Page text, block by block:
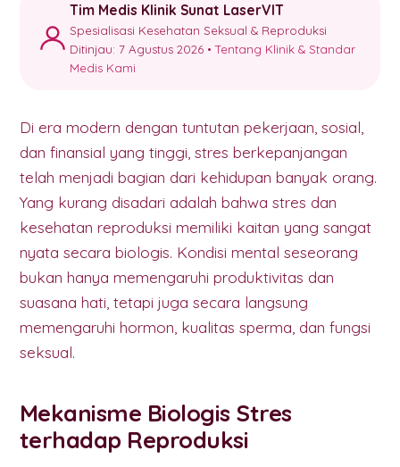
Tim Medis Klinik Sunat LaserVIT
Spesialisasi Kesehatan Seksual & Reproduksi
Ditinjau: 7 Agustus 2026 •Tentang Klinik & Standar
Medis Kami
Di era modern dengan tuntutan pekerjaan, sosial,
dan finansial yang tinggi, stres berkepanjangan
telah menjadi bagian dari kehidupan banyak orang.
Yang kurang disadari adalah bahwa stres dan
kesehatan reproduksi memiliki kaitan yang sangat
nyata secara biologis. Kondisi mental seseorang
bukan hanya memengaruhi produktivitas dan
suasana hati, tetapi juga secara langsung
memengaruhi hormon, kualitas sperma, dan fungsi
seksual.
Mekanisme Biologis Stres
terhadap Reproduksi